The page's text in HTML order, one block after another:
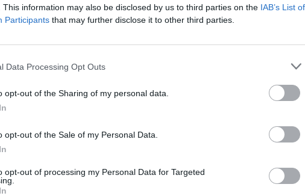
This information may also be disclosed by us to third parties on the IAB’s List of
Participants that may further disclose it to other third parties.
Data Processing Opt Outs
opt-out of the Sharing of my personal data.
opt-out of the Sale of my Personal Data.
opt-out of processing my Personal Data for Targeted
a Roquetes i la Ràpita
ganivets al país
Successos
comerços a Amposta
Paula
la